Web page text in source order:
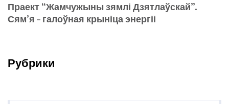
Праект “Жамчужыны зямлі Дзятлаўскай”.
Сям’я – галоўная крыніца энергіі
Рубрики